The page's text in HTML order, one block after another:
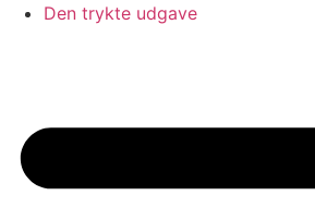
Den trykte udgave